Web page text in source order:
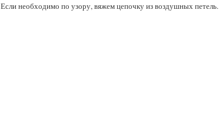
Если необходимо по узору, вяжем цепочку из воздушных петель.